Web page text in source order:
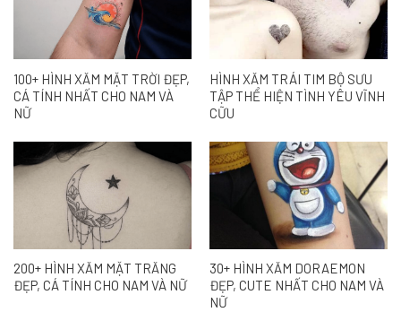
100+ HÌNH XĂM MẶT TRỜI ĐẸP,
CÁ TÍNH NHẤT CHO NAM VÀ
NỮ
HÌNH XĂM TRÁI TIM BỘ SƯU
TẬP THỂ HIỆN TÌNH YÊU VĨNH
CỮU
200+ HÌNH XĂM MẶT TRĂNG
ĐẸP, CÁ TÍNH CHO NAM VÀ NỮ
30+ HÌNH XĂM DORAEMON
ĐẸP, CUTE NHẤT CHO NAM VÀ
NỮ